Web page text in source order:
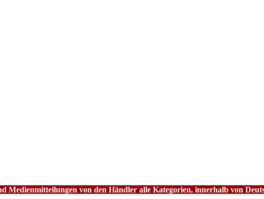
Medienmitteilungen von den Händler alle Kategorien, innerhalb von